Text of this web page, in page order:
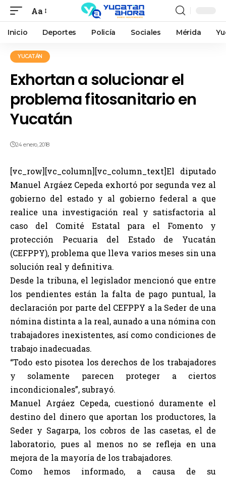
Aa
Inicio Deportes Policía Sociales Mérida
YUCATÁN
Exhortan a solucionar el
problema fitosanitario en
Yucatán
24 enero, 2018
[vc_row][vc_column][vc_column_text]El diputado
Manuel Argáez Cepeda exhortó por segunda vez al
gobierno del estado y al gobierno federal a que
realice una investigación real y satisfactoria al
caso del Comité Estatal para el Fomento y
protección Pecuaria del Estado de Yucatán
(CEFPPY), problema que lleva varios meses sin una
solución real y definitiva.
Desde la tribuna, el legislador mencionó que entre
los pendientes están la falta de pago puntual, la
declaración por parte del CEFPPY a la Seder de una
nómina distinta a la real, aunado a una nómina con
trabajadores inexistentes, así como condiciones de
trabajo inadecuadas.
“Todo esto pisotea los derechos de los trabajadores
y solamente parecen proteger a ciertos
incondicionales”, subrayó.
Manuel Argáez Cepeda, cuestionó duramente el
destino del dinero que aportan los productores, la
Seder y Sagarpa, los cobros de las casetas, el de
laboratorio, pues al menos no se refleja en una
mejora de la mayoría de los trabajadores.
Como hemos informado, a causa de su